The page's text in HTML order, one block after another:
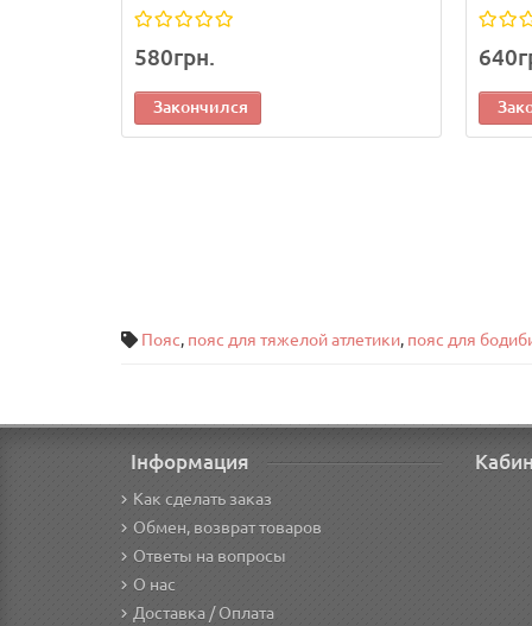
580грн.
Закончился
Пояс, пояс для тяжелой атлетики, пояс для
Інформация
Как сделать заказ
Обмен, возврат товаров
Ответы на вопросы
О нас
Доставка / Оплата